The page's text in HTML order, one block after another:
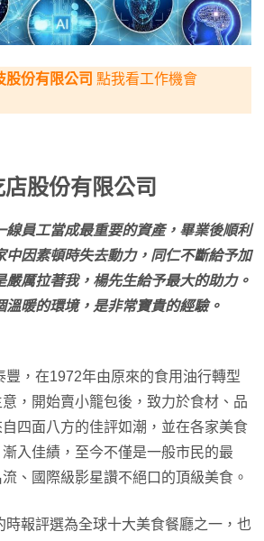
股份有限公司 點我看工作機會
股份有限公司
線員工當成最重要的資產，畢業後順利
中因素頓時失去動力，同仁不斷給予加
嚴厲拉著我，楊先生給予最大的助力。
溫暖的環境，是非常寶貴的經驗。
豐，在1972年由原來的食用油行轉型
，開始賣小籠包後，致力於食材、品
四面八方的佳評如潮，並在各家美食
入佳績，至今不僅是一般市民的最
、國際級影星讚不絕口的頂級美食。
時報評選為全球十大美食餐廳之一，也